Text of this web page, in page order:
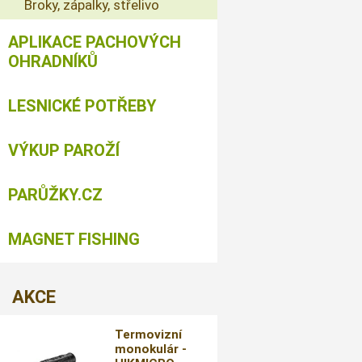
Broky, zápalky, střelivo
APLIKACE PACHOVÝCH
OHRADNÍKŮ
LESNICKÉ POTŘEBY
VÝKUP PAROŽÍ
PARŮŽKY.CZ
MAGNET FISHING
AKCE
Termovizní
monokulár -